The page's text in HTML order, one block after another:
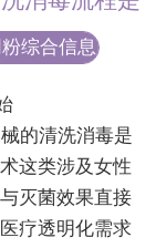
综合信息
的清洗消毒是
这类涉及女性
灭菌效果直接
疗透明化需求